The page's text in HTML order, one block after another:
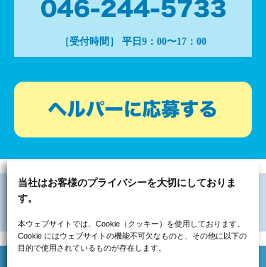
［受付時間］ 平日9：00〜17：00
当社はお客様のプライバシーを大切にしておりま
す。
本ウェブサイトでは、Cookie（クッキー）を使用しております。
Cookie にはウェブサイトの機能不可欠なものと、その他に以下の
目的で使用されているものが存在します。